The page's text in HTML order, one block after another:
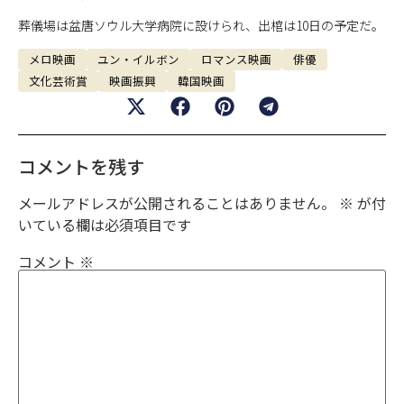
葬儀場は盆唐ソウル大学病院に設けられ、出棺は10日の予定だ。
メロ映画 ユン・イルボン ロマンス映画
俳優
文化芸術賞
映画振興 韓国映画
コメントを残す
メールアドレスが公開されることはありません。 ※ が付
いている欄は必須項目です
コメント ※